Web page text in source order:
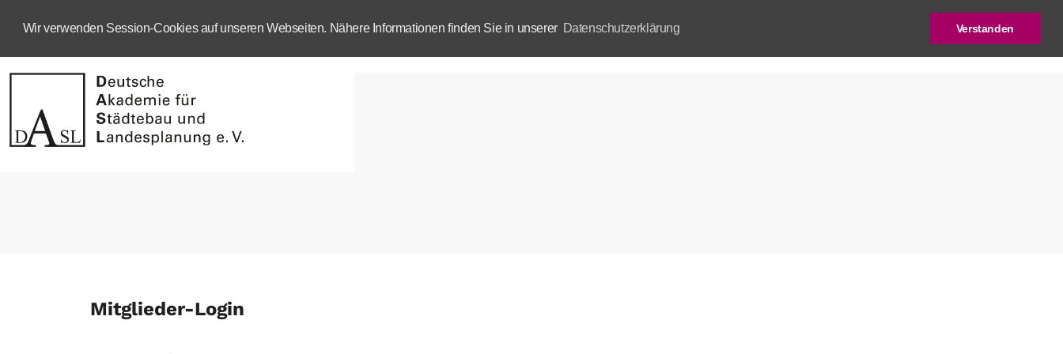
Wir verwenden Session-Cookies auf unseren Webseiten. Nähere Informationen finden Sie in unserer Datenschutzerklärung Verstanden
Aktuelles Akademie Deutscher Städtebaupreis
Mitglieder-Login